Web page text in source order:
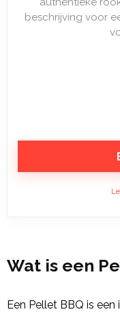
beschrijving voor
Wat is een
Een Pellet BBQ is